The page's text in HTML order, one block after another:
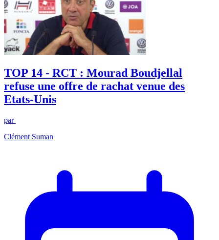
TOP 14 - RCT : Mourad Boudjellal
refuse une offre de rachat venue des
Etats-Unis
par
Clément Suman